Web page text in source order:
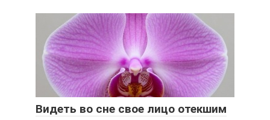
Видеть во сне свое лицо отекшим